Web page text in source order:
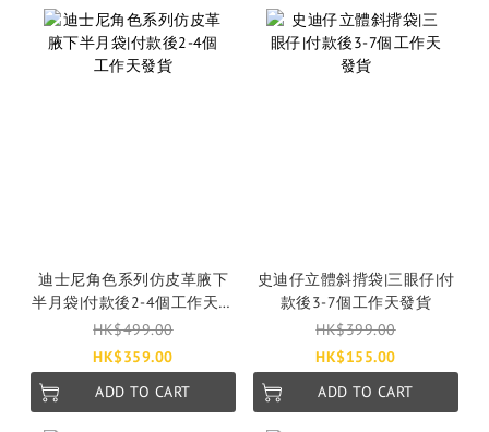
迪士尼角色系列仿皮革腋下
半月袋|付款後2-4個工作天發
貨
HK$499.00
HK$359.00
ADD TO CART
史迪仔立體斜揹袋|三眼仔|付
款後3-7個工作天發貨
HK$399.00
HK$155.00
ADD TO CART